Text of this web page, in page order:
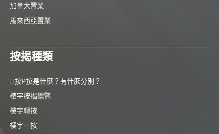
加拿大置業
馬來西亞置業
按揭種類
H按P按是什麼？有什麼分別？
樓宇按揭總覽
樓宇轉按
樓宇一按